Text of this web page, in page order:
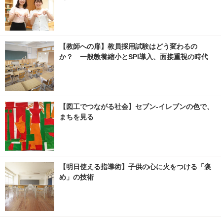
【教師への扉】教員採用試験はどう変わるの
か？ 一般教養縮小とSPI導入、面接重視の時代
【図工でつながる社会】セブン‐イレブンの色で、
まちを見る
【明日使える指導術】子供の心に火をつける「褒
め」の技術